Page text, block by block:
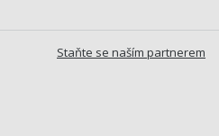
Staňte se naším partnerem